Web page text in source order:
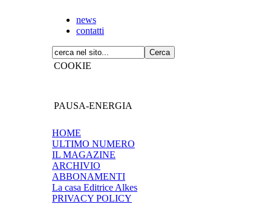
news
contatti
COOKIE
PAUSA-ENERGIA
HOME
ULTIMO NUMERO
IL MAGAZINE
ARCHIVIO
ABBONAMENTI
La casa Editrice Alkes
PRIVACY POLICY